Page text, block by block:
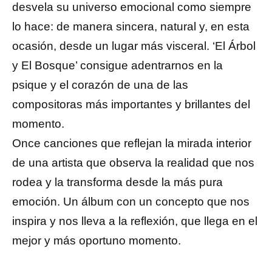
desvela su universo emocional como siempre
lo hace: de manera sincera, natural y, en esta
ocasión, desde un lugar más visceral. ‘El Árbol
y El Bosque’ consigue adentrarnos en la
psique y el corazón de una de las
compositoras más importantes y brillantes del
momento.
Once canciones que reflejan la mirada interior
de una artista que observa la realidad que nos
rodea y la transforma desde la más pura
emoción. Un álbum con un concepto que nos
inspira y nos lleva a la reflexión, que llega en el
mejor y más oportuno momento.